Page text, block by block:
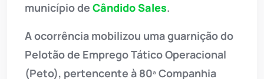
município de Cândido Sales.
A ocorrência mobilizou uma guarnição do
Pelotão de Emprego Tático Operacional
(Peto), pertencente à 80ª Companhia